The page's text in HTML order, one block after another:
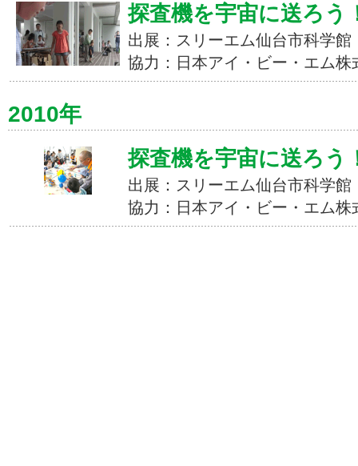
探査機を宇宙に送ろう
出展：スリーエム仙台市科学館
協力：日本アイ・ビー・エム株
2010年
探査機を宇宙に送ろう
出展：スリーエム仙台市科学館
協力：日本アイ・ビー・エム株